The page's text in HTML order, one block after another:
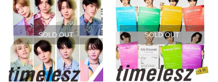
SOLD OUT SOLD OUT